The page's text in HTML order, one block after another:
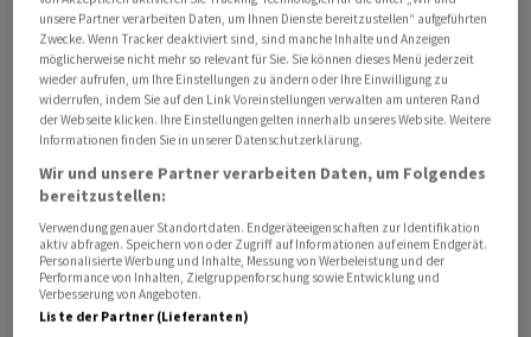
Wechselkursen nur ein Wachstum von drei bis vier
Prozent erreichen.
Der US-Shopping-Riese kündigte bei der Zahlenvorlage
für das abgeschlossene Geschäftsjahr in Bentonville
(US-Bundesstaat Arkansas) zudem die
milliardenschwere Übernahme des Smart-TV-
Herstellers Vizio an. Für den Zukauf will Walmart-Chef
Doug McMillon rund 2,3 Milliarden US-Dollar in die
Hand nehmen. Der Manager hofft, Kunden durch Vizio
besser an den Walmart-Konzern binden zu können.
unsere Partner verarbeiten Daten, um Ihnen Dienste bereitzustellen“ aufgeführten
Zwecke. Wenn Tracker deaktiviert sind, sind manche Inhalte und Anzeigen
möglicherweise nicht mehr so relevant für Sie. Sie können dieses Menü jederzeit
wieder aufrufen, um Ihre Einstellungen zu ändern oder Ihre Einwilligung zu
widerrufen, indem Sie auf den Link Voreinstellungen verwalten am unteren Rand
der Webseite klicken. Ihre Einstellungen gelten innerhalb unseres Website. Weitere
Informationen finden Sie in unserer Datenschutzerklärung.
Wir und unsere Partner verarbeiten Daten, um Folgendes
bereitzustellen:
Verwendung genauer Standortdaten. Endgeräteeigenschaften zur Identifikation
aktiv abfragen. Speichern von oder Zugriff auf Informationen auf einem Endgerät.
Personalisierte Werbung und Inhalte, Messung von Werbeleistung und der
Performance von Inhalten, Zielgruppenforschung sowie Entwicklung und
Verbesserung von Angeboten.
Liste der Partner (Lieferanten)